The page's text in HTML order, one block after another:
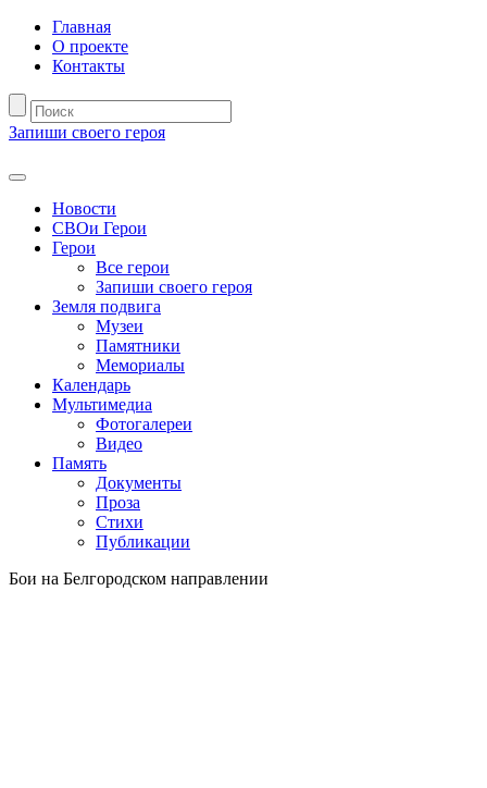
Главная
О проекте
Контакты
Запиши своего героя
Новости
СВОи Герои
Герои
Все герои
Запиши своего героя
Земля подвига
Музеи
Памятники
Мемориалы
Календарь
Мультимедиа
Фотогалереи
Видео
Память
Документы
Проза
Стихи
Публикации
Бои на Белгородском направлении